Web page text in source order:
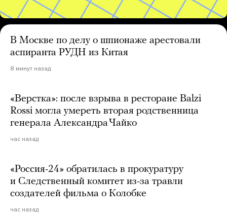
В Москве по делу о шпионаже арестовали
аспиранта РУДН из Китая
8 минут назад
«Верстка»: после взрыва в ресторане Balzi
Rossi могла умереть вторая родственница
генерала Александра Чайко
час назад
«Россия-24» обратилась в прокуратуру
и Следственный комитет из-за травли
создателей фильма о Колобке
час назад